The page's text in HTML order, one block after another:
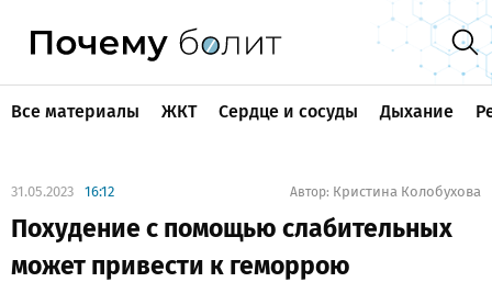
Все материалы ЖКТ Сердце и сосуды Дыхание
31.05.2023 16:12 Автор: Кристина Колобухова
Похудение с помощью слабительных
может привести к геморрою